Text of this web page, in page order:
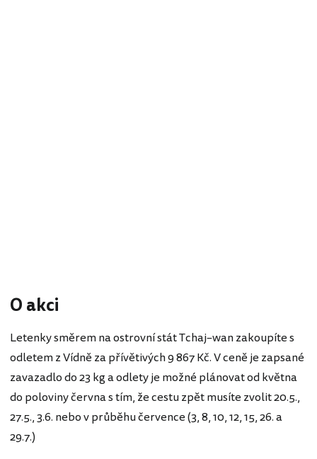
O akci
Letenky směrem na ostrovní stát Tchaj–wan zakoupíte s
odletem z Vídně za přívětivých 9 867 Kč. V ceně je zapsané
zavazadlo do 23 kg a odlety je možné plánovat od května
do poloviny června s tím, že cestu zpět musíte zvolit 20.5.,
27.5., 3.6. nebo v průběhu července (3, 8, 10, 12, 15, 26. a
29.7.)